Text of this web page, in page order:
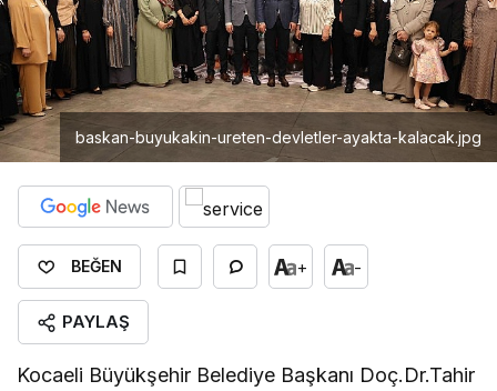
baskan-buyukakin-ureten-devletler-ayakta-kalacak.jpg
BEĞEN + -
PAYLAŞ
Kocaeli Büyükşehir Belediye Başkanı Doç.Dr.Tahir